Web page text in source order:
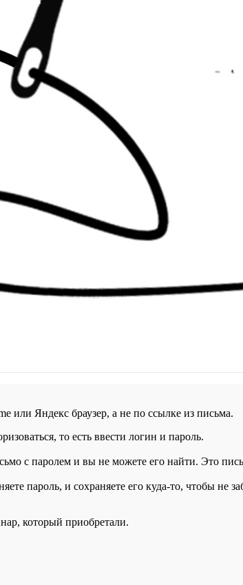
или Яндекс браузер, а не по ссылке из письма.
то есть ввести логин и пароль.
с паролем и вы не можете его найти. Это
пароль, и сохраняете его куда-то, чтобы не
который приобретали.